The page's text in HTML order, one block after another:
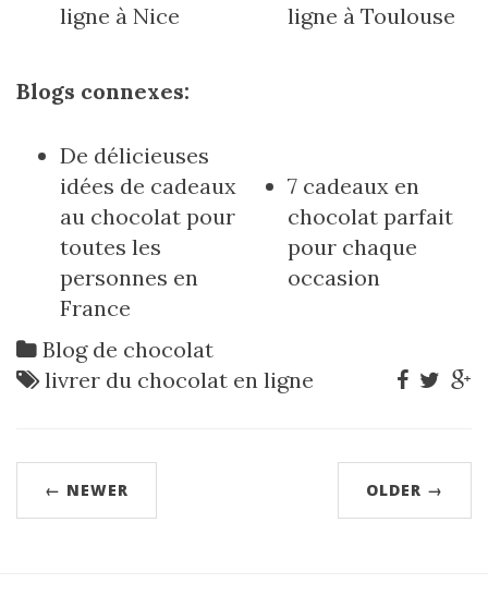
ligne à Nice
ligne à Toulouse
Blogs connexes:
De délicieuses
idées de cadeaux
au chocolat pour
toutes les
personnes en
France
7 cadeaux en
chocolat parfait
pour chaque
occasion
Blog de chocolat
livrer du chocolat en ligne
← NEWER OLDER →